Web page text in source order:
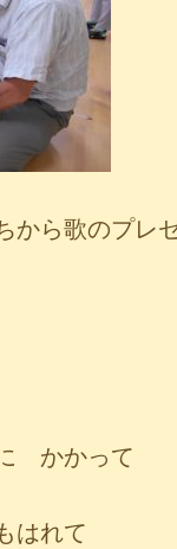
から歌のプレ
かかって
はれて